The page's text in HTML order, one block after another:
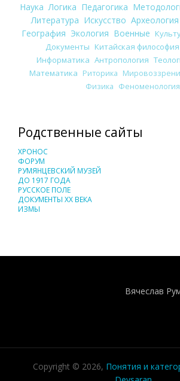
Наука Логика Педагогика
Литература Искусство Археология
География Экология Военные
Документы Китайская философия
Информатика Антропология
Математика Риторика
Физика Феноменология
Родственные сайты
ХРОНОС
ФОРУМ
РУМЯНЦЕВСКИЙ МУЗЕЙ
ДО 1917 ГОДА
РУССКОЕ ПОЛЕ
ДОКУМЕНТЫ XX ВЕКА
ИЗМЫ
Вячеслав
Copyright © 2026, Понятия и